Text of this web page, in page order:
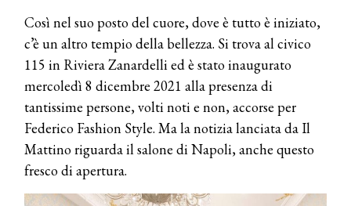
Così nel suo posto del cuore, dove è tutto è iniziato,
c’è un altro tempio della bellezza. Si trova al civico
115 in Riviera Zanardelli ed è stato inaugurato
mercoledì 8 dicembre 2021 alla presenza di
tantissime persone, volti noti e non, accorse per
Federico Fashion Style. Ma la notizia lanciata da Il
Mattino riguarda il salone di Napoli, anche questo
fresco di apertura.